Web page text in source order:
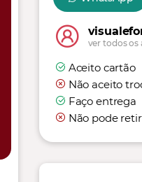
ver todos os
Aceito cartão
Não aceito
Faço entrega
Não pode